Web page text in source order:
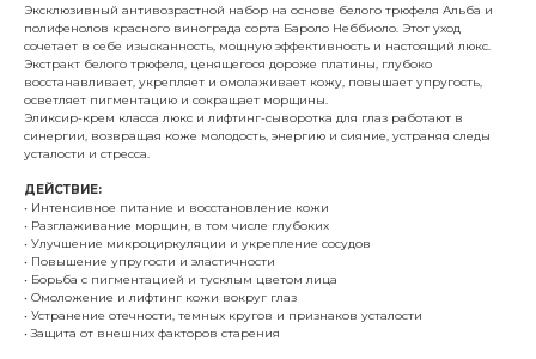
Эксклюзивный антивозрастной набор на основе белого трюфеля Альба и
полифенолов красного винограда сорта Бароло Неббиоло. Этот уход
сочетает в себе изысканность, мощную эффективность и настоящий люкс.
Экстракт белого трюфеля, ценящегося дороже платины, глубоко
восстанавливает, укрепляет и омолаживает кожу, повышает упругость,
осветляет пигментацию и сокращает морщины.
Эликсир-крем класса люкс и лифтинг-сыворотка для глаз работают в
синергии, возвращая коже молодость, энергию и сияние, устраняя следы
усталости и стресса.
ДЕЙСТВИЕ:
• Интенсивное питание и восстановление кожи
• Разглаживание морщин, в том числе глубоких
• Улучшение микроциркуляции и укрепление сосудов
• Повышение упругости и эластичности
• Борьба с пигментацией и тусклым цветом лица
• Омоложение и лифтинг кожи вокруг глаз
• Устранение отечности, темных кругов и признаков усталости
• Защита от внешних факторов старения